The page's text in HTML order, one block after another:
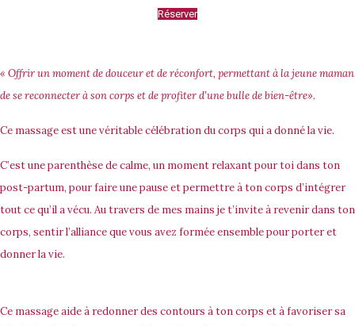
Réserver
« Offrir un moment de douceur et de réconfort, permettant à la jeune maman
de se reconnecter à son corps et de profiter d’une bulle de bien-être».
Ce massage est une véritable célébration du corps qui a donné la vie.
C’est une parenthèse de calme, un moment relaxant pour toi dans ton
post-partum, pour faire une pause et permettre à ton corps d’intégrer
tout ce qu’il a vécu. Au travers de mes mains je t’invite à revenir dans ton
corps, sentir l’alliance que vous avez formée ensemble pour porter et
donner la vie.
Ce massage aide à redonner des contours à ton corps et à favoriser sa